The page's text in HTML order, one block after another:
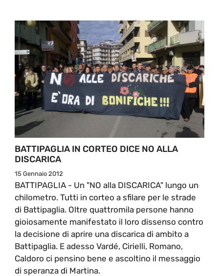
BATTIPAGLIA IN CORTEO DICE NO ALLA
DISCARICA
15 Gennaio 2012
BATTIPAGLIA - Un "NO alla DISCARICA" lungo un
chilometro. Tutti in corteo a sfilare per le strade
di Battipaglia. Oltre quattromila persone hanno
gioiosamente manifestato il loro dissenso contro
la decisione di aprire una discarica di ambito a
Battipaglia. E adesso Vardé, Cirielli, Romano,
Caldoro ci pensino bene e ascoltino il messaggio
di speranza di Martina.